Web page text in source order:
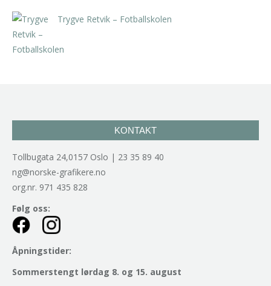
Trygve Retvik – Fotballskolen
KONTAKT
Tollbugata 24,0157 Oslo | 23 35 89 40
ng@norske-grafikere.no
org.nr. 971 435 828
Følg oss:
Åpningstider:
Sommerstengt lørdag 8. og 15. august